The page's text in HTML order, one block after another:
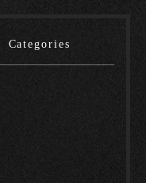
Categories